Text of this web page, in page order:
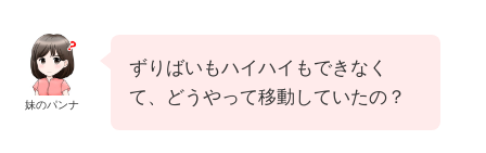
妹のパンナ
ずりばいもハイハイもできなく
て、どうやって移動していたの？